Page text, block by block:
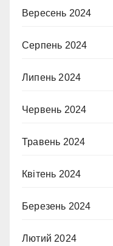
Вересень 2024
Серпень 2024
Липень 2024
Червень 2024
Травень 2024
Квітень 2024
Березень 2024
Лютий 2024